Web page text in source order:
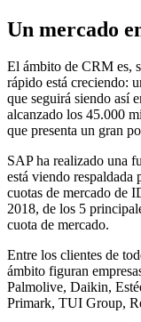
Un mercado
El ámbito de CRM es,
rápido está creciendo:
que seguirá siendo así
alcanzado los 45.000
que presenta un gran
SAP ha realizado una
está viendo respaldada
cuotas de mercado de
2018, de los 5
cuota de mercado.
Entre los clientes de
ámbito figuran
Palmolive, Daikin,
Primark, TUI Group,